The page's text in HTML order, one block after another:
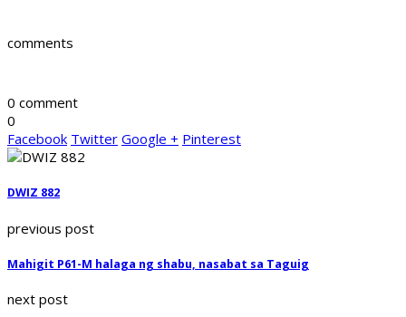
comments
0 comment
0
Facebook Twitter Google + Pinterest
DWIZ 882
previous post
Mahigit P61-M halaga ng shabu, nasabat sa Taguig
next post